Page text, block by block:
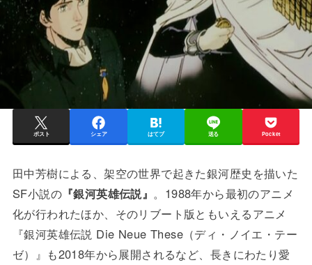
ポスト シェア はてブ 送る Pocket
田中芳樹による、架空の世界で起きた銀河歴史を描いた
SF小説の『銀河英雄伝説』 。1988年から最初のアニメ
化が行われたほか、そのリブート版ともいえるアニメ
『銀河英雄伝説 Die Neue These（ディ・ノイエ・テー
ゼ）』も2018年から展開されるなど、長きにわたり愛